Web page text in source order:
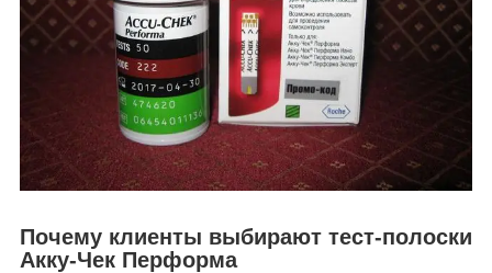
Почему клиенты выбирают тест-полоски
Акку-Чек Перформа